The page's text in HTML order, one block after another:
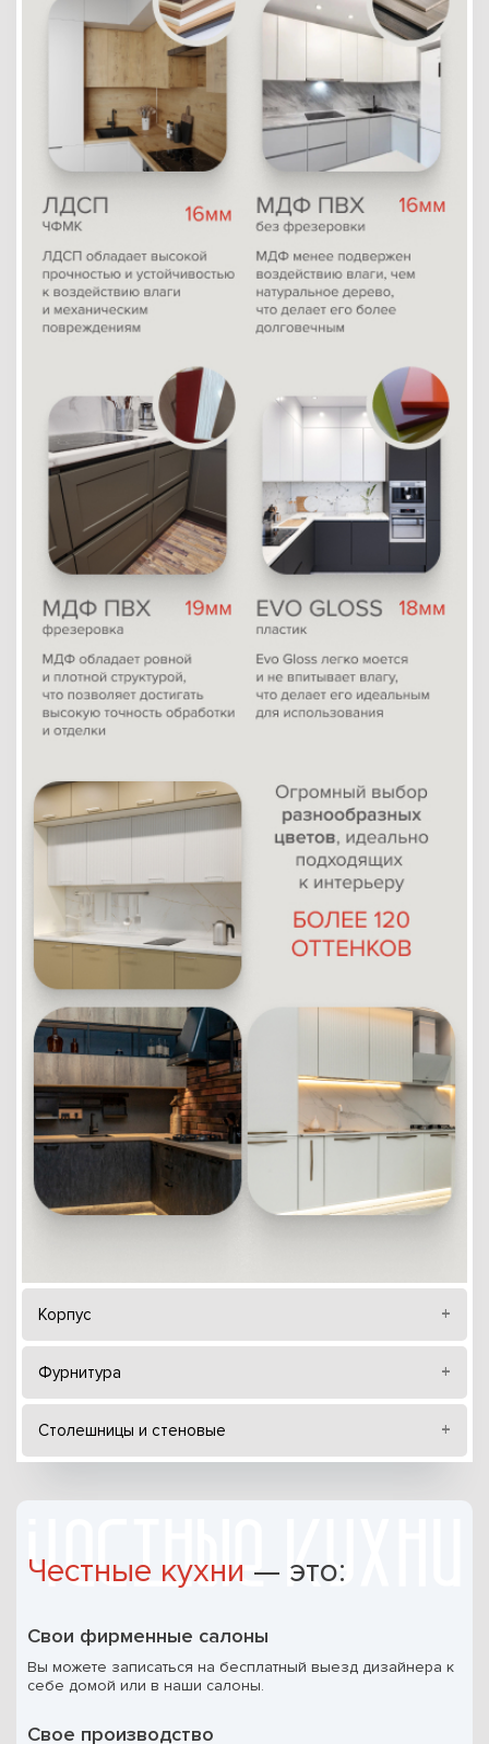
Корпус
Фурнитура
Столешницы и стеновые
Честные кухни — это:
Свои фирменные салоны
Вы можете записаться на бесплатный выезд дизайнера к
себе домой или в наши салоны.
Свое производство